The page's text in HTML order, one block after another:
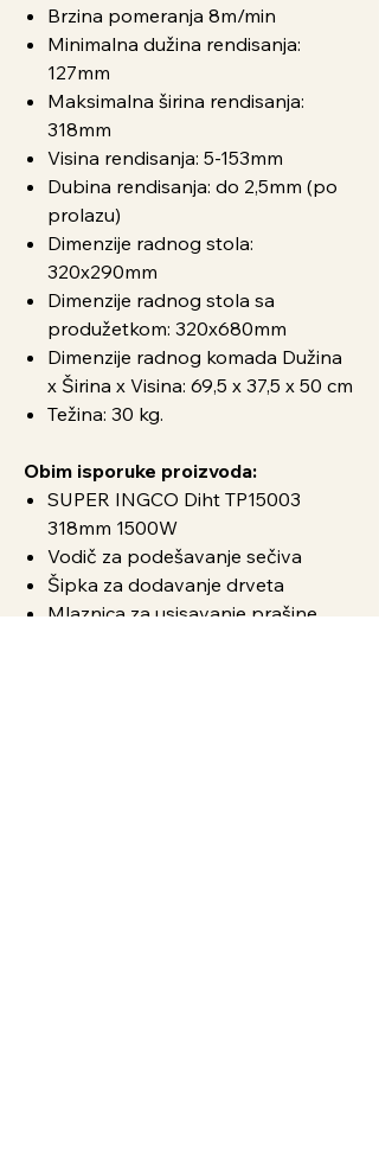
Brzina pomeranja 8m/min
Minimalna dužina rendisanja:
127mm
Maksimalna širina rendisanja:
318mm
Visina rendisanja: 5-153mm
Dubina rendisanja: do 2,5mm (po
prolazu)
Dimenzije radnog stola:
320x290mm
Dimenzije radnog stola sa
produžetkom: 320x680mm
Dimenzije radnog komada Dužina
x Širina x Visina: 69,5 x 37,5 x 50 cm
Težina: 30 kg.
Obim isporuke proizvoda:
SUPER INGCO Diht TP15003
318mm 1500W
Vodič za podešavanje sečiva
Šipka za dodavanje drveta
Mlaznica za usisavanje prašine